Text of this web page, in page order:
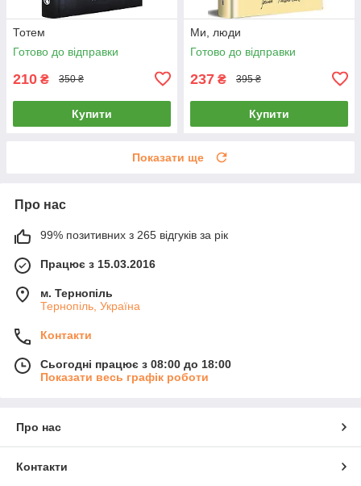
Тотем
Готово до відправки
210 ₴ 350 ₴
Купити
Ми, люди
Готово до відправки
237 ₴ 395 ₴
Купити
Показати ще
Про нас
99% позитивних з 265 відгуків за рік
Працює з 15.03.2016
м. Тернопіль
Тернопіль, Україна
Контакти
Сьогодні працює з 08:00 до 18:00
Показати весь графік роботи
Про нас
Контакти